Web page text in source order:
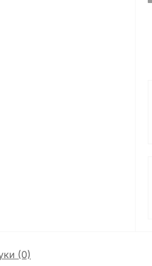
(0)